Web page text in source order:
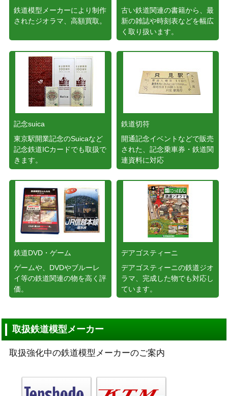
鉄道模型メーカーにより制作
されたジオラマ、高額買取。
古い鉄道関連の書籍から、最
新の雑誌や時刻表などを幅広
く取り扱います。
記念suica
東京駅開業記念のSuicaなど
記念鉄道ICカードでも取扱で
きます。
鉄道切符
開通記念イベントなどで販売
された、記念乗車券・鉄道関
連資料に対応
鉄道DVD・ゲーム
ゲームや、DVDやブルーレ
イ等の鉄道関連の物を高く評
価。
デアゴスティーニ
デアゴスティーニの鉄道ジオ
ラマ、完成した物でも対応し
ています。
取扱鉄道模型メーカー
取扱強化中の鉄道模型メーカーのご案内